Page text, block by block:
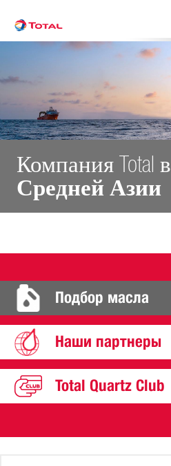
Компания Total в
Средней Азии
Подбор масла
Наши партнеры
Total Quartz Club